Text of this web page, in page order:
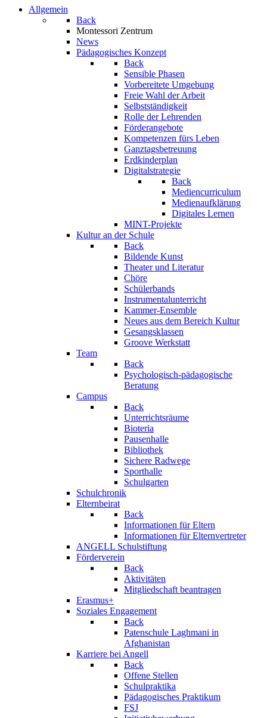
Allgemein
Back
Montessori Zentrum
News
Pädagogisches Konzept
Back
Sensible Phasen
Vorbereitete Umgebung
Freie Wahl der Arbeit
Selbstständigkeit
Rolle der Lehrenden
Förderangebote
Kompetenzen fürs Leben
Ganztagsbetreuung
Erdkinderplan
Digitalstrategie
Back
Mediencurriculum
Medienaufklärung
Digitales Lernen
MINT-Projekte
Kultur an der Schule
Back
Bildende Kunst
Theater und Literatur
Chöre
Schülerbands
Instrumentalunterricht
Kammer-Ensemble
Neues aus dem Bereich Kultur
Gesangsklassen
Groove Werkstatt
Team
Back
Psychologisch-pädagogische
Beratung
Campus
Back
Unterrichtsräume
Bioteria
Pausenhalle
Bibliothek
Sichere Radwege
Sporthalle
Schulgarten
Schulchronik
Elternbeirat
Back
Informationen für Eltern
Informationen für Elternvertreter
ANGELL Schulstiftung
Förderverein
Back
Aktivitäten
Mitgliedschaft beantragen
Erasmus+
Soziales Engagement
Back
Patenschule Laghmani in
Afghanistan
Karriere bei Angell
Back
Offene Stellen
Schulpraktika
Pädagogisches Praktikum
FSJ